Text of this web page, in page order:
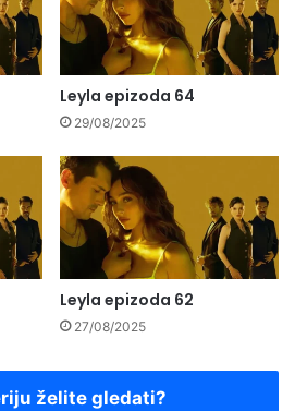
Leyla epizoda 64
29/08/2025
Leyla epizoda 62
27/08/2025
želite gledati?